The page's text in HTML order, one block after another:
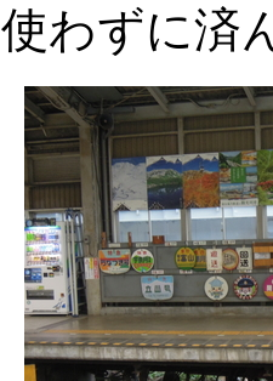
使わずに済